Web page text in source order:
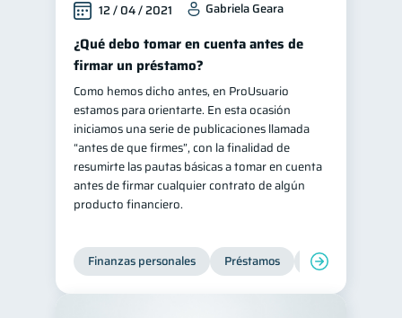
Inclusión financiera 22
Bienestar financiero 22
Finanzas para mujeres
Organización Financiera 10
Deudas 10
Entidad financiera
Préstamos 8 Ahorro 8
Consejos
Historial crediticio 6
12 / 04 / 2021 Gabriela Geara
¿Qué debo tomar en cuenta antes de
firmar un préstamo?
Como hemos dicho antes, en ProUsuario
estamos para orientarte. En esta ocasión
iniciamos una serie de publicaciones llamada
“antes de que firmes”, con la finalidad de
resumirte las pautas básicas a tomar en cuenta
antes de firmar cualquier contrato de algún
producto financiero.
Finanzas personales Préstamos Entidad